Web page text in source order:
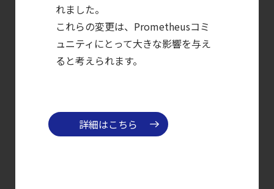
セキュリティブリーフィング：
2026年6月
【ブログ】AI が
2026
【ブログ】
AWS/GCP
れました。
これらの変更は、Prometheusコミ
ュニティにとって大きな影響を与え
ると考えられます。
詳細はこちら